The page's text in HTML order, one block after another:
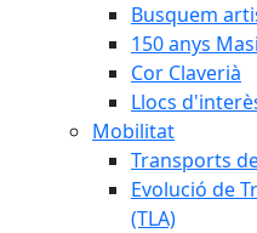
Busquem
150 anys
Cor Claverià
Llocs
Mobilitat
Transports
Evolució de
(TLA)